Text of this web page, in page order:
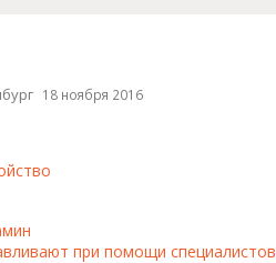
18 ноября 2016
при помощи специалистов